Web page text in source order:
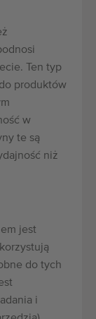
Ten typ
produktów
w
te są
niż
jest
do tych
i